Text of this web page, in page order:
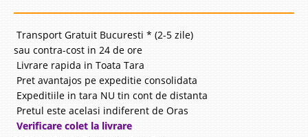
Transport Gratuit Bucuresti * (2-5 zile)
sau contra-cost in 24 de ore
Livrare rapida in Toata Tara
Pret avantajos pe expeditie consolidata
Expeditiile in tara NU tin cont de distanta
Pretul este acelasi indiferent de Oras
Verificare colet la livrare